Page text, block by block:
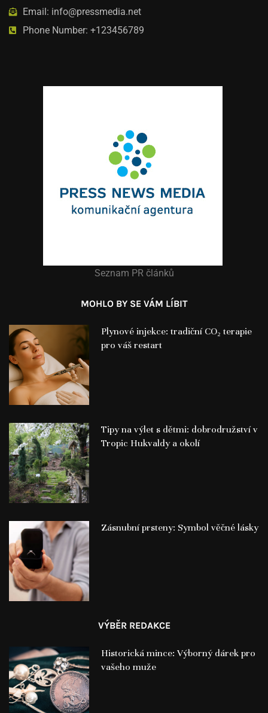
Email: info@pressmedia.net
Phone Number: +123456789
Seznam PR článků
MOHLO BY SE VÁM LÍBIT
Plynové injekce: tradiční CO₂ terapie
pro váš restart
Tipy na výlet s dětmi: dobrodružství v
Tropic Hukvaldy a okolí
Zásnubní prsteny: Symbol věčné lásky
VÝBĚR REDAKCE
Historická mince: Výborný dárek pro
vašeho muže